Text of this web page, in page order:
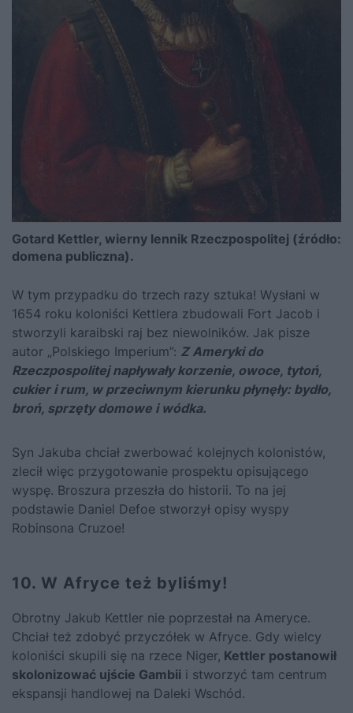
Gotard Kettler, wierny lennik Rzeczpospolitej (źródło:
domena publiczna).
W tym przypadku do trzech razy sztuka! Wysłani w
1654 roku koloniści Kettlera zbudowali Fort Jacob i
stworzyli karaibski raj bez niewolników. Jak pisze
autor „Polskiego Imperium”: Z Ameryki do
Rzeczpospolitej napływały korzenie, owoce, tytoń,
cukieri rum, w przeciwnym kierunku płynęły: bydło,
broń, sprzęty domowe i wódka.
Syn Jakuba chciał zwerbować kolejnych kolonistów,
zlecił więc przygotowanie prospektu opisującego
wyspę. Broszura przeszła do historii. To na jej
podstawie Daniel Defoe stworzył opisy wyspy
Robinsona Cruzoe!
10. W Afryce też byliśmy!
Obrotny Jakub Kettler nie poprzestał na Ameryce.
Chciał też zdobyć przyczółek w Afryce. Gdy wielcy
koloniści skupili się na rzece Niger, Kettler postanowił
skolonizować ujście Gambii i stworzyć tam centrum
ekspansji handlowej na Daleki Wschód.